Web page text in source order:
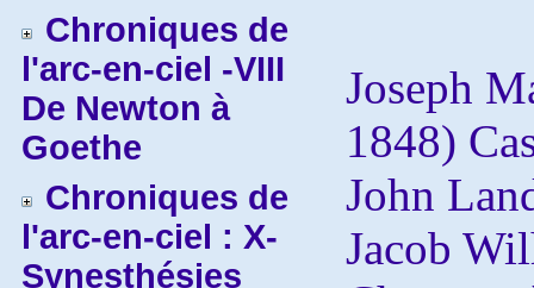
Chroniques de
l'arc-en-ciel -VIII
De Newton à
Goethe
Chroniques de
l'arc-en-ciel : X-
Synesthésies
Joseph
1848)
John
Jacob